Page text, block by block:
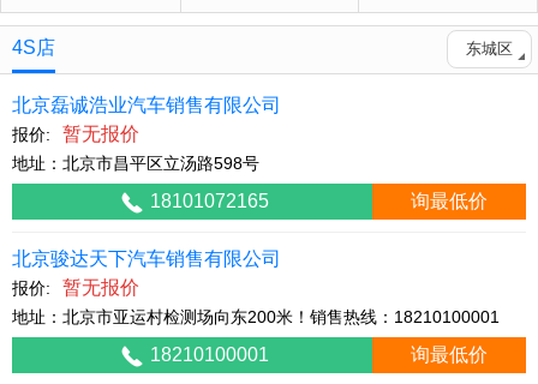
4S店 东城区
北京磊诚浩业汽车销售有限公司
报价: 暂无报价
地址：北京市昌平区立汤路598号
18101072165 询最低价
北京骏达天下汽车销售有限公司
报价: 暂无报价
地址：北京市亚运村检测场向东200米！销售热线：18210100001
18210100001 询最低价